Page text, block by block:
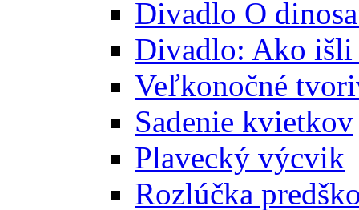
Divadlo O
Divadlo: Ako
Veľkonočné
Sadenie kvietkov
Plavecký výcvik
Rozlúčka